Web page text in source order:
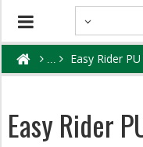
Easy Rider
Easy Rider